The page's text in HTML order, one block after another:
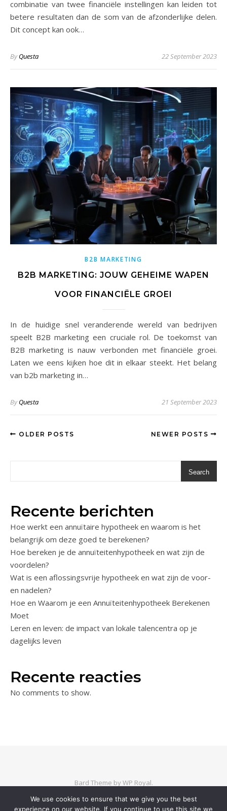
combinatie van twee financiële instellingen kan leiden tot
betere resultaten dan de som van de afzonderlijke delen.
Dit concept kan ook…
ByQuesta 22 September 2023
B2B MARKETING
B2B MARKETING: JOUW GEHEIME WAPEN
VOOR FINANCIËLE GROEI
In de huidige snel veranderende wereld van bedrijven
speelt B2B marketing een cruciale rol. De toekomst van
B2B marketing is nauw verbonden met financiële groei.
Laten we eens kijken hoe dit in elkaar steekt. Het belang
van b2b marketing in…
ByQuesta 21 September 2023
OLDER POSTS NEWER POSTS
Search
Recente berichten
Hoe werkt een annuïtaire hypotheek en waarom is het
belangrijk om deze goed te berekenen?
Hoe bereken je de annuïteitenhypotheek en wat zijn de
voordelen?
Wat is een aflossingsvrije hypotheek en wat zijn de voor-
en nadelen?
Hoe en Waarom je een Annuïteitenhypotheek Berekenen
Moet
Leren en leven: de impact van lokale talencentra op je
dagelijks leven
Recente reacties
No comments to show.
Bard Theme byWP Royal.
We use cookies to ensure that we give you the best
experience on our website. If you continue to use this site we